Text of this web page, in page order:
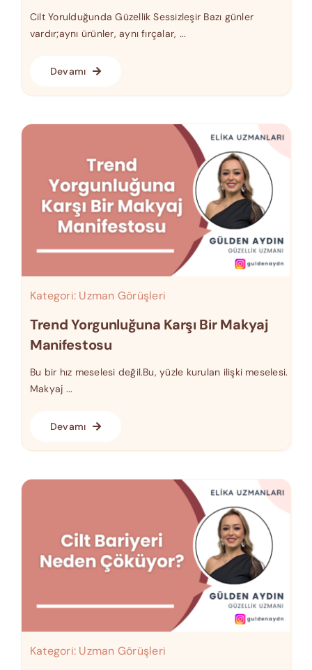
Cilt Yorulduğunda Güzellik Sessizleşir Bazı günler
vardır;aynı ürünler, aynı fırçalar, ...
Devamı
Kategori: Uzman Görüşleri
Trend Yorgunluğuna Karşı Bir Makyaj
Manifestosu
Bu bir hız meselesi değil.Bu, yüzle kurulan ilişki meselesi.
Makyaj ...
Devamı
Kategori: Uzman Görüşleri